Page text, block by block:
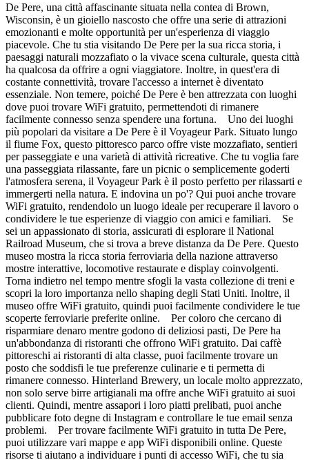
De Pere, una città affascinante situata nella contea di Brown,
Wisconsin, è un gioiello nascosto che offre una serie di attrazioni
emozionanti e molte opportunità per un'esperienza di viaggio
piacevole. Che tu stia visitando De Pere per la sua ricca storia, i
paesaggi naturali mozzafiato o la vivace scena culturale, questa città
ha qualcosa da offrire a ogni viaggiatore. Inoltre, in quest'era di
costante connettività, trovare l'accesso a internet è diventato
essenziale. Non temere, poiché De Pere è ben attrezzata con luoghi
dove puoi trovare WiFi gratuito, permettendoti di rimanere
facilmente connesso senza spendere una fortuna. Uno dei luoghi
più popolari da visitare a De Pere è il Voyageur Park. Situato lungo
il fiume Fox, questo pittoresco parco offre viste mozzafiato, sentieri
per passeggiate e una varietà di attività ricreative. Che tu voglia fare
una passeggiata rilassante, fare un picnic o semplicemente goderti
l'atmosfera serena, il Voyageur Park è il posto perfetto per rilassarti e
immergerti nella natura. E indovina un po'? Qui puoi anche trovare
WiFi gratuito, rendendolo un luogo ideale per recuperare il lavoro o
condividere le tue esperienze di viaggio con amici e familiari. Se
sei un appassionato di storia, assicurati di esplorare il National
Railroad Museum, che si trova a breve distanza da De Pere. Questo
museo mostra la ricca storia ferroviaria della nazione attraverso
mostre interattive, locomotive restaurate e display coinvolgenti.
Torna indietro nel tempo mentre sfogli la vasta collezione di treni e
scopri la loro importanza nello shaping degli Stati Uniti. Inoltre, il
museo offre WiFi gratuito, quindi puoi facilmente condividere le tue
scoperte ferroviarie preferite online. Per coloro che cercano di
risparmiare denaro mentre godono di deliziosi pasti, De Pere ha
un'abbondanza di ristoranti che offrono WiFi gratuito. Dai caffè
pittoreschi ai ristoranti di alta classe, puoi facilmente trovare un
posto che soddisfi le tue preferenze culinarie e ti permetta di
rimanere connesso. Hinterland Brewery, un locale molto apprezzato,
non solo serve birre artigianali ma offre anche WiFi gratuito ai suoi
clienti. Quindi, mentre assapori i loro piatti prelibati, puoi anche
pubblicare foto degne di Instagram e controllare le tue email senza
problemi. Per trovare facilmente WiFi gratuito in tutta De Pere,
puoi utilizzare vari mappe e app WiFi disponibili online. Queste
risorse ti aiutano a individuare i punti di accesso WiFi, che tu sia